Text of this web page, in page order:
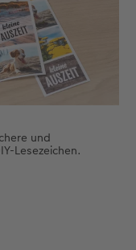
und
Lesezeichen.